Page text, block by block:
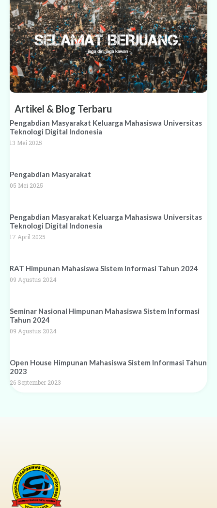
Artikel & Blog Terbaru
Pengabdian Masyarakat Keluarga Mahasiswa Universitas
Teknologi Digital Indonesia
13 Mei 2025
Pengabdian Masyarakat
05 Mei 2025
Pengabdian Masyarakat Keluarga Mahasiswa Universitas
Teknologi Digital Indonesia
17 April 2025
RAT Himpunan Mahasiswa Sistem Informasi Tahun 2024
09 Agustus 2024
Seminar Nasional Himpunan Mahasiswa Sistem Informasi
Tahun 2024
09 Agustus 2024
Open House Himpunan Mahasiswa Sistem Informasi Tahun
2023
26 September 2023